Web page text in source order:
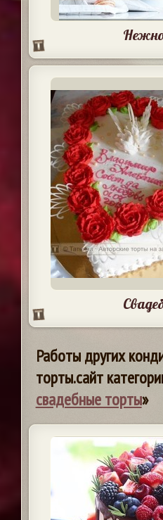
Работы других
торты.сайт
свадебные торты»